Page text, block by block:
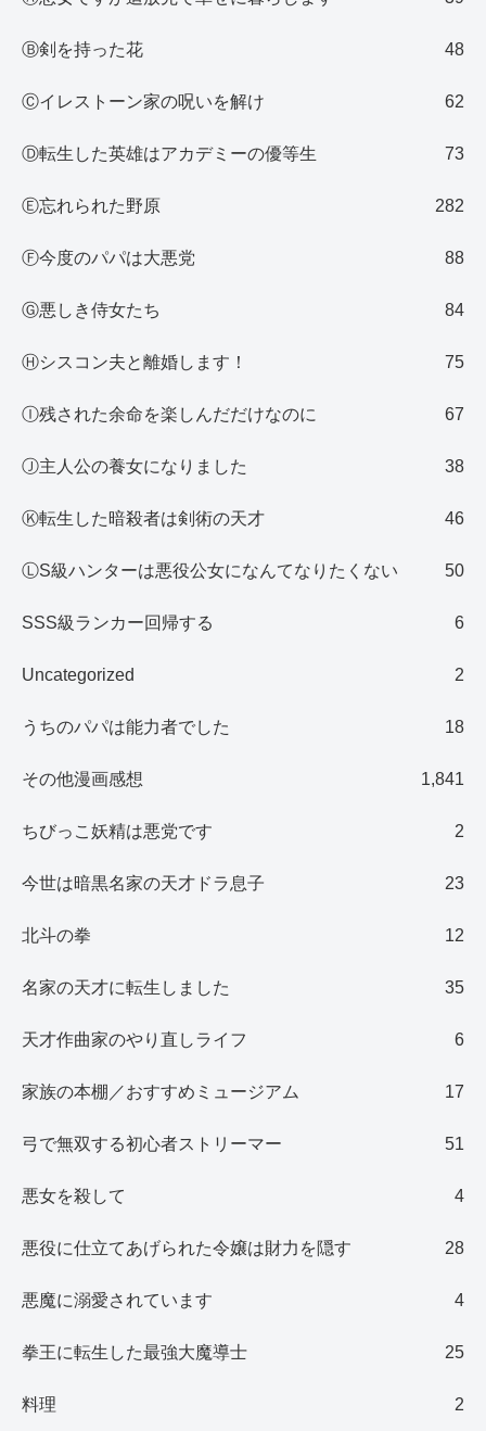
Ⓑ剣を持った花 48
Ⓒイレストーン家の呪いを解け 62
Ⓓ転生した英雄はアカデミーの優等生 73
Ⓔ忘れられた野原 282
Ⓕ今度のパパは大悪党 88
Ⓖ悪しき侍女たち 84
Ⓗシスコン夫と離婚します！ 75
Ⓘ残された余命を楽しんだだけなのに 67
Ⓙ主人公の養女になりました 38
Ⓚ転生した暗殺者は剣術の天才 46
ⓁS級ハンターは悪役公女になんてなりたくない 50
SSS級ランカー回帰する 6
Uncategorized 2
うちのパパは能力者でした 18
その他漫画感想 1,841
ちびっこ妖精は悪党です 2
今世は暗黒名家の天才ドラ息子 23
北斗の拳 12
名家の天才に転生しました 35
天才作曲家のやり直しライフ 6
家族の本棚／おすすめミュージアム 17
弓で無双する初心者ストリーマー 51
悪女を殺して 4
悪役に仕立てあげられた令嬢は財力を隠す 28
悪魔に溺愛されています 4
拳王に転生した最強大魔導士 25
料理 2